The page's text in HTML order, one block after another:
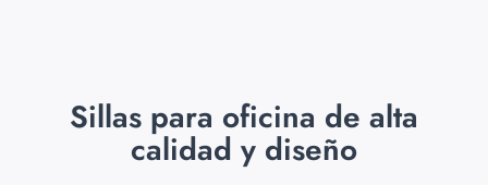
Sillas para oficina de alta
calidad y diseño